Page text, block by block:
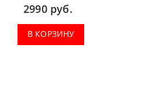
2990 руб.
В КОРЗИНУ